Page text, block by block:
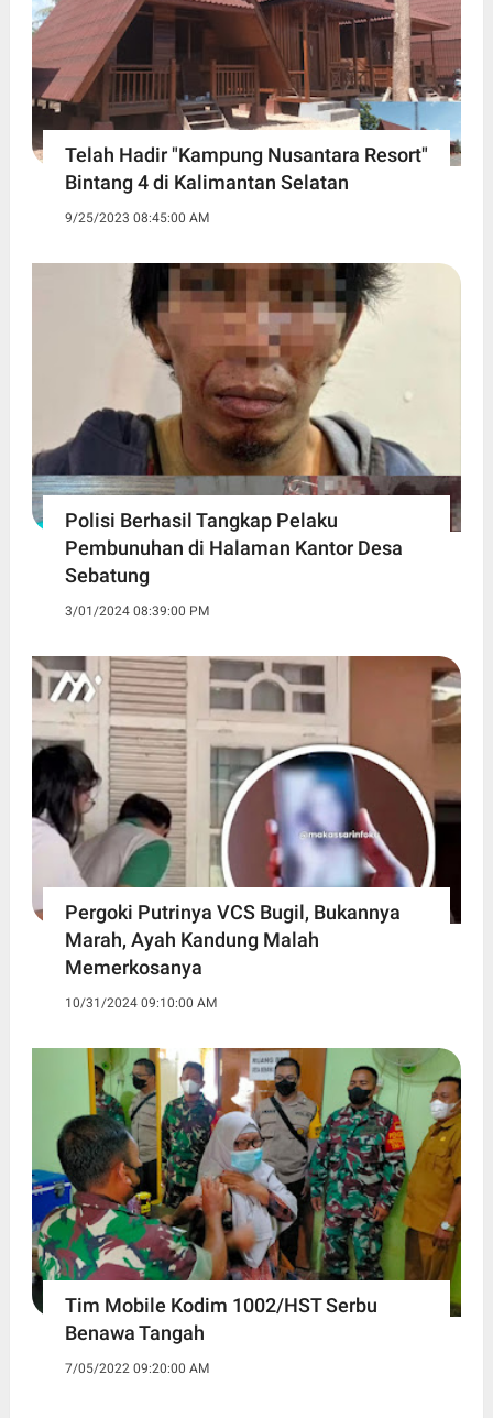
Telah Hadir "Kampung Nusantara Resort"
Bintang 4 di Kalimantan Selatan
9/25/2023 08:45:00 AM
Polisi Berhasil Tangkap Pelaku
Pembunuhan di Halaman Kantor Desa
Sebatung
3/01/2024 08:39:00 PM
Pergoki Putrinya VCS Bugil, Bukannya
Marah, Ayah Kandung Malah
Memerkosanya
10/31/2024 09:10:00 AM
Tim Mobile Kodim 1002/HST Serbu
Benawa Tangah
7/05/2022 09:20:00 AM